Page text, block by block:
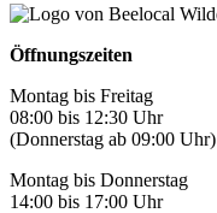
Öffnungszeiten
Montag bis Freitag
08:00 bis 12:30 Uhr
(Donnerstag ab 09:00 Uhr)
Montag bis Donnerstag
14:00 bis 17:00 Uhr